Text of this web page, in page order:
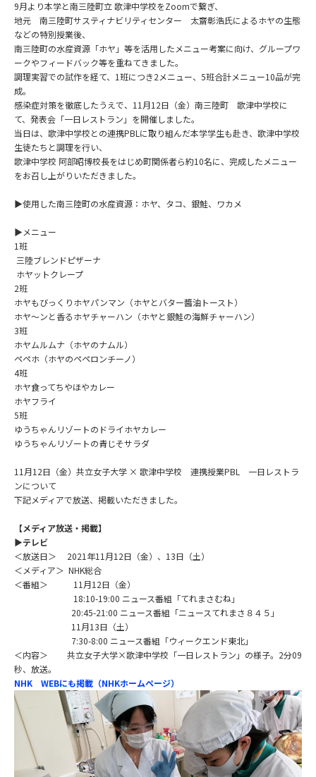
9月より本学と南三陸町立 歌津中学校をZoomで繋ぎ、
地元 南三陸町サスティナビリティセンター 太齋彰浩氏によるホヤの生態
などの特別授業後、
南三陸町の水産資源「ホヤ」等を活用したメニュー考案に向け、グループワ
ークやフィードバック等を重ねてきました。
調理実習での試作を経て、1班につき2メニュー、5班合計メニュー10品が完
成。
感染症対策を徹底したうえで、11月12日（金）南三陸町 歌津中学校に
て、発表会「一日レストラン」を開催しました。
当日は、歌津中学校との連携PBLに取り組んだ本学学生も赴き、歌津中学校
生徒たちと調理を行い、
歌津中学校 阿部昭博校長をはじめ町関係者ら約10名に、完成したメニュー
をお召し上がりいただきました。
▶使用した南三陸町の水産資源：ホヤ、タコ、銀鮭、ワカメ
▶メニュー
1班
三陸ブレンドピザーナ
ホヤットクレープ
2班
ホヤもびっくりホヤパンマン（ホヤとバター醬油トースト）
ホヤ～ンと香るホヤチャーハン（ホヤと銀鮭の海鮮チャーハン）
3班
ホヤムルムナ（ホヤのナムル）
ペペホ（ホヤのペペロンチーノ）
4班
ホヤ食ってちやほやカレー
ホヤフライ
5班
ゆうちゃんリゾートのドライホヤカレー
ゆうちゃんリゾートの青じそサラダ
11月12日（金）共立女子大学 × 歌津中学校 連携授業PBL 一日レストラ
ンについて
下記メディアで放送、掲載いただきました。
【メディア放送・掲載】
▶テレビ
＜放送日＞ 2021年11月12日（金）、13日（土）
＜メディア＞ NHK総合
＜番組＞ 11月12日（金）
18:10-19:00 ニュース番組「てれまさむね」
20:45-21:00 ニュース番組「ニュースてれまさ８４５」
11月13日（土）
7:30-8:00 ニュース番組「ウィークエンド東北」
＜内容＞ 共立女子大学×歌津中学校「一日レストラン」の様子。2分09
秒、放送。
NHK WEBにも掲載（NHKホームページ）